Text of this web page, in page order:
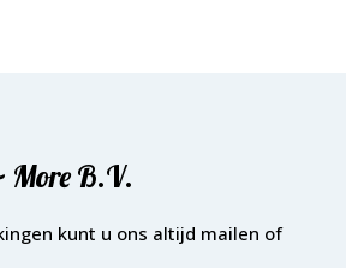
More B.V.
kunt u ons altijd mailen of